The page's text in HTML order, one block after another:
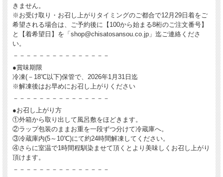
きません。
※お受け取り・お召し上がりタイミングのご都合で12月29日着をご
希望される場合は、ご予約後に【100から始まる8桁のご注文番号】
と【着希望日】を「shop@chisatosansou.co.jp」迄ご連絡くださ
い。
－－－－－－－－－－－－－－－
●賞味期限
冷凍(－18℃以下)保管で、2026年1月31日迄
※解凍後はお早めにお召し上がりください
－－－－－－－－－－－－－－－
●お召し上がり方
①外箱から取り出して風呂敷をほどきます。
②ラップ包装のままお重を一段ずつ分けて冷蔵庫へ。
③冷蔵庫内(5～10℃)にて約24時間解凍してください。
④さらに室温で1時間程馴染ませて頂くとより美味しくお召し上がり
頂けます。
－－－－－－－－－－－－－－－